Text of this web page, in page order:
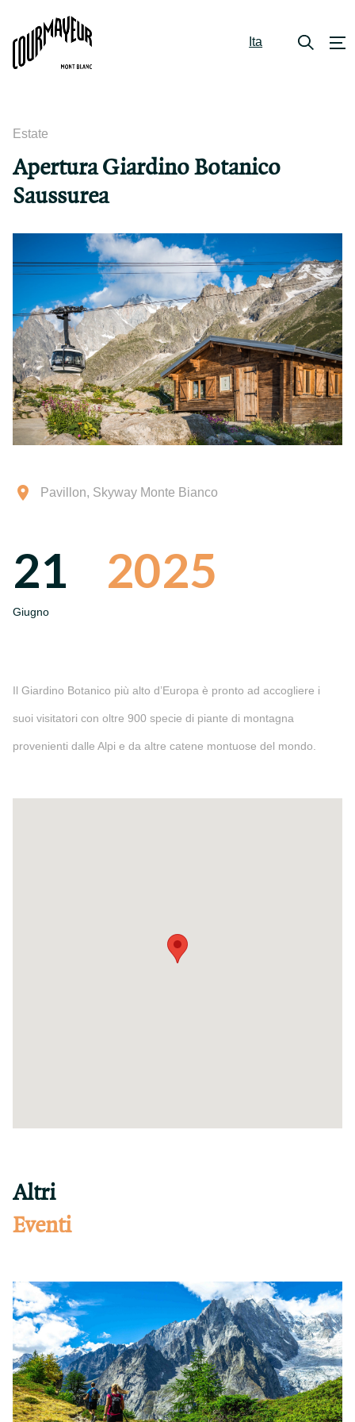
Ita
Estate
Apertura Giardino Botanico
Saussurea
Pavillon, Skyway Monte Bianco
21
Giugno
2025
Il Giardino Botanico più alto d’Europa è pronto ad accogliere i
suoi visitatori con oltre 900 specie di piante di montagna
provenienti dalle Alpi e da altre catene montuose del mondo.
Altri
Eventi